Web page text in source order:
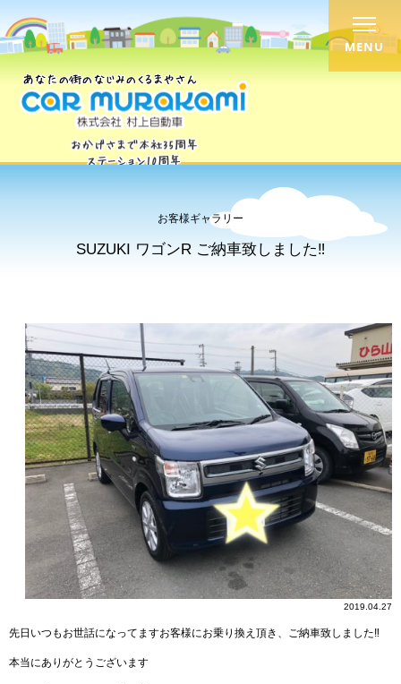
MENU
お客様ギャラリー
SUZUKI ワゴンR ご納車致しました‼︎
2019.04.27
先日いつもお世話になってますお客様にお乗り換え頂き、ご納車致しました‼︎
本当にありがとうございます